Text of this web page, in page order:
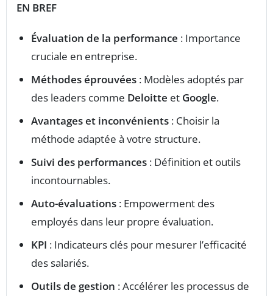
EN BREF
Évaluation de la performance : Importance
cruciale en entreprise.
Méthodes éprouvées : Modèles adoptés par
des leaders comme Deloitte et Google.
Avantages et inconvénients : Choisir la
méthode adaptée à votre structure.
Suivi des performances : Définition et outils
incontournables.
Auto-évaluations : Empowerment des
employés dans leur propre évaluation.
KPI : Indicateurs clés pour mesurer l’efficacité
des salariés.
Outils de gestion : Accélérer les processus de